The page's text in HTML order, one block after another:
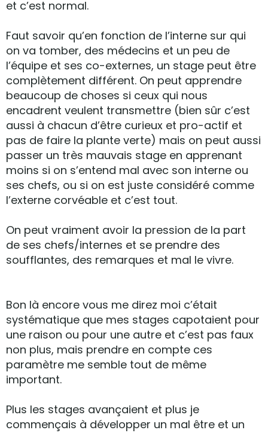
et c’est normal.
Faut savoir qu’en fonction de l’interne sur qui
on va tomber, des médecins et un peu de
l’équipe et ses co-externes, un stage peut être
complètement différent. On peut apprendre
beaucoup de choses si ceux qui nous
encadrent veulent transmettre (bien sûr c’est
aussi à chacun d’être curieux et pro-actif et
pas de faire la plante verte) mais on peut aussi
passer un très mauvais stage en apprenant
moins si on s’entend mal avec son interne ou
ses chefs, ou si on est juste considéré comme
l’externe corvéable et c’est tout.
On peut vraiment avoir la pression de la part
de ses chefs/internes et se prendre des
soufflantes, des remarques et mal le vivre.
Bon là encore vous me direz moi c’était
systématique que mes stages capotaient pour
une raison ou pour une autre et c’est pas faux
non plus, mais prendre en compte ces
paramètre me semble tout de même
important.
Plus les stages avançaient et plus je
commençais à développer un mal être et un